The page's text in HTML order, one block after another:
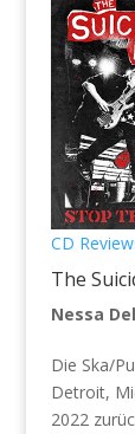
CD
The
Nessa
Die Ska/
Detroit,
2022